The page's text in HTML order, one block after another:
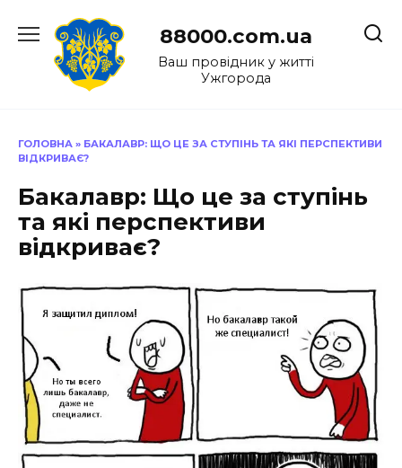
до
88000.com.ua
Ваш провідник у житті
Ужгорода
ГОЛОВНА » БАКАЛАВР: ЩО ЦЕ ЗА СТУПІНЬ ТА ЯКІ ПЕРСПЕКТИВИ
ВІДКРИВАЄ?
Бакалавр: Що це за ступінь
та які перспективи
відкриває?